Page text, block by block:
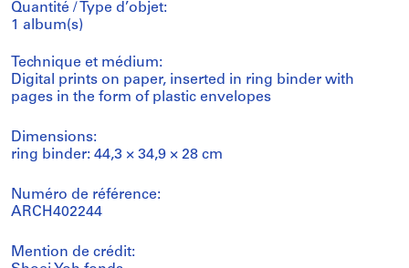
Quantité / Type d’objet:
1 album(s)
Technique et médium:
Digital prints on paper, inserted in ring binder with
pages in the form of plastic envelopes
Dimensions:
ring binder: 44,3 × 34,9 × 28 cm
Numéro de référence:
ARCH402244
Mention de crédit: